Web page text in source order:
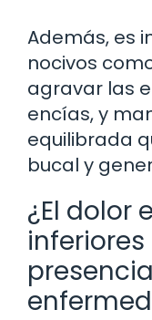
Además, es
nocivos
agravar las
encías, y
equilibrada
bucal y
¿El dolor